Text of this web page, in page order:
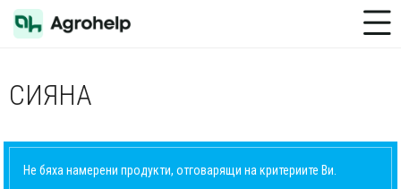
Toggle Menu
СИЯНА
Не бяха намерени продукти, отговарящи на критериите Ви.